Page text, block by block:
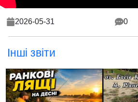
2026-05-31 0
Інші звіти